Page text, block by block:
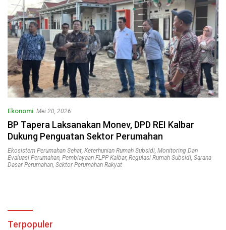
Ekonomi Mei 20, 2026
BP Tapera Laksanakan Monev, DPD REI Kalbar
Dukung Penguatan Sektor Perumahan
Ekosistem Perumahan Sehat, Keterhunian Rumah Subsidi, Monitoring Dan
Evaluasi Perumahan, Pembiayaan FLPP Kalbar, Regulasi Rumah Subsidi, Sarana
Dasar Perumahan, Sektor Perumahan Rakyat
Terpopuler